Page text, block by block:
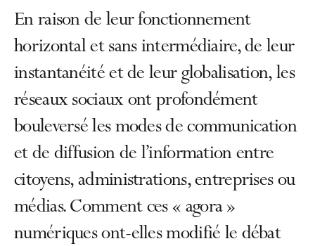
En raison de leur fonctionnement
horizontal et sans intermédiaire, de leur
instantanéité et de leur globalisation, les
réseaux sociaux ont profondément
bouleversé les modes de communication
et de diffusion de l’information entre
citoyens, administrations, entreprises ou
médias. Comment ces « agora »
numériques ont-elles modifié le débat